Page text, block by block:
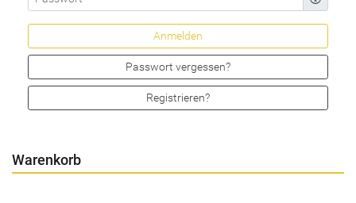
Passwort vergessen?
Registrieren?
Warenkorb